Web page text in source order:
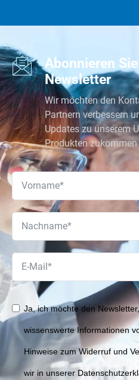
Abonnieren
Newsletter
Wir möchten den
Partnern verbessern
Updates zu unserem
Produkten
Ja, ich möchte den
wissenswerte Informationen
Hinweise zum Widerruf und
wir in unserer